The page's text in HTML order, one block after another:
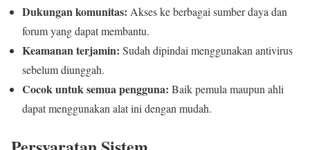
Dukungan komunitas: Akses ke berbagai sumber daya dan
forum yang dapat membantu.
Keamanan terjamin: Sudah dipindai menggunakan antivirus
sebelum diunggah.
Cocok untuk semua pengguna: Baik pemula maupun ahli
dapat menggunakan alat ini dengan mudah.